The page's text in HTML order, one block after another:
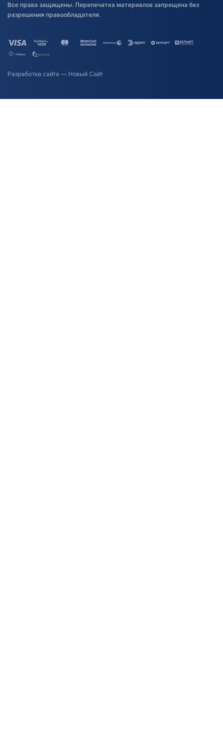
Все права защищены. Перепечатка материалов запрещена без
разрешения правообладателя.
Разработка сайта — Новый Сайт